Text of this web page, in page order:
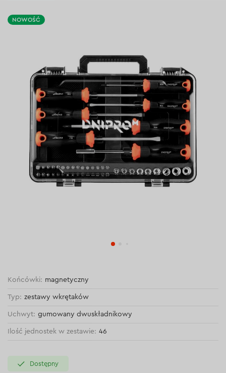
NOWOŚĆ
Końcówki: magnetyczny
Typ: zestawy wkrętaków
Uchwyt: gumowany dwuskładnikowy
Ilość jednostek w zestawie: 46
Dostępny